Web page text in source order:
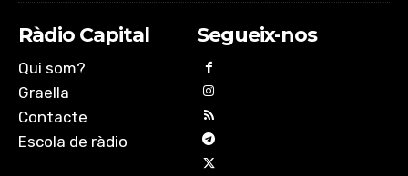
Ràdio Capital
Qui som?
Graella
Contacte
Escola de ràdio
Segueix-nos